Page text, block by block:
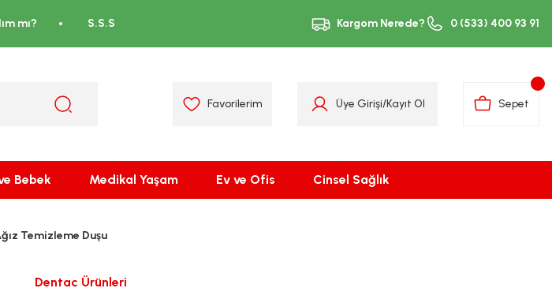
mı? S.S.S Kargom Nerede? 0 (533) 400 93 91
Favorilerim Üye Girişi/Kayıt Ol Sepet
Bebek Medikal Yaşam Ev ve Ofis Cinsel Sağlık
Temizleme Duşu
Dentac Ürünleri